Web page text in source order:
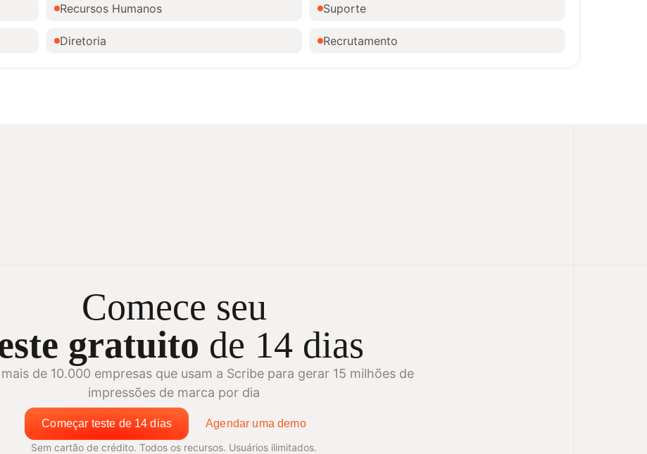
Recursos Humanos Suporte
Diretoria Recrutamento
Comece seu
gratuito de 14 dias
de 10.000 empresas que usam a Scribe para gerar 15 milhões de
impressões de marca por dia
Começar teste de 14 dias
Agendar uma demo
Sem cartão de crédito. Todos os recursos. Usuários ilimitados.